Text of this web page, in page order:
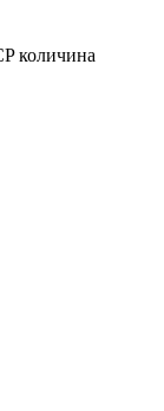
количина